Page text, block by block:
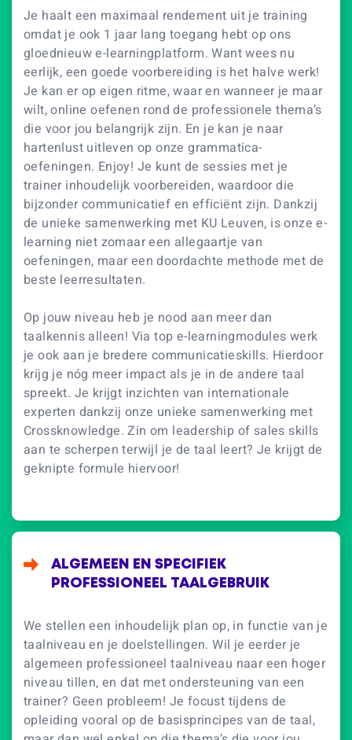
Je haalt een maximaal rendement uit je training
omdat je ook 1 jaar lang toegang hebt op ons
gloednieuw e-learningplatform. Want wees nu
eerlijk, een goede voorbereiding is het halve werk!
Je kan er op eigen ritme, waar en wanneer je maar
wilt, online oefenen rond de professionele thema’s
die voor jou belangrijk zijn. En je kan je naar
hartenlust uitleven op onze grammatica-
oefeningen. Enjoy! Je kunt de sessies met je
trainer inhoudelijk voorbereiden, waardoor die
bijzonder communicatief en efficiënt zijn. Dankzij
de unieke samenwerking met KU Leuven, is onze e-
learning niet zomaar een allegaartje van
oefeningen, maar een doordachte methode met de
beste leerresultaten.
Op jouw niveau heb je nood aan meer dan
taalkennis alleen! Via top e-learningmodules werk
je ook aan je bredere communicatieskills. Hierdoor
krijg je nóg meer impact als je in de andere taal
spreekt. Je krijgt inzichten van internationale
experten dankzij onze unieke samenwerking met
Crossknowledge. Zin om leadership of sales skills
aan te scherpen terwijl je de taal leert? Je krijgt de
geknipte formule hiervoor!
ALGEMEEN EN SPECIFIEK
PROFESSIONEEL TAALGEBRUIK
We stellen een inhoudelijk plan op, in functie van je
taalniveau en je doelstellingen. Wil je eerder je
algemeen professioneel taalniveau naar een hoger
niveau tillen, en dat met ondersteuning van een
trainer? Geen probleem! Je focust tijdens de
opleiding vooral op de basisprincipes van de taal,